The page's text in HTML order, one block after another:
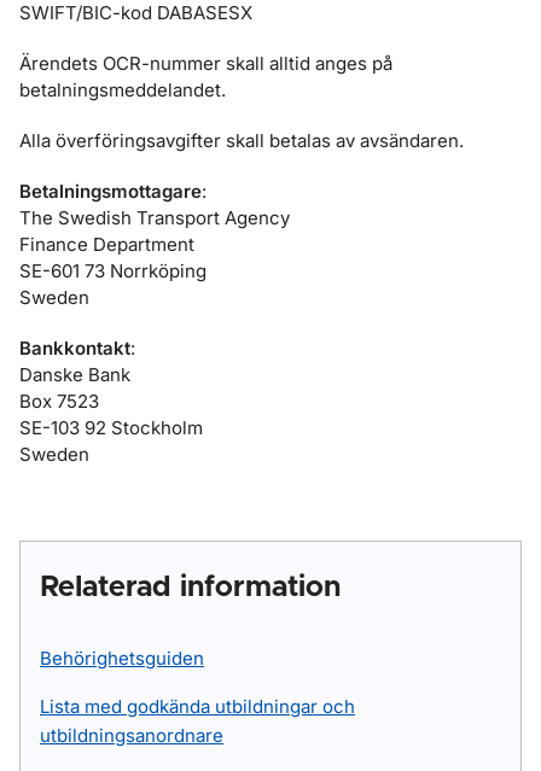
SWIFT/BIC-kod DABASESX
Ärendets OCR-nummer skall alltid anges på
betalningsmeddelandet.
Alla överföringsavgifter skall betalas av avsändaren.
Betalningsmottagare:
The Swedish Transport Agency
Finance Department
SE-601 73 Norrköping
Sweden
Bankkontakt:
Danske Bank
Box 7523
SE-103 92 Stockholm
Sweden
Relaterad information
Behörighetsguiden
Lista med godkända utbildningar och
utbildningsanordnare